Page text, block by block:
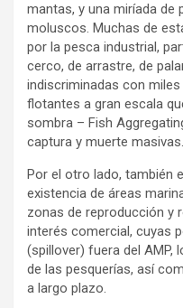
mantas, y una miríada de
moluscos. Muchas de
por la pesca industrial,
cerco, de arrastre, de
indiscriminadas con
flotantes a gran escala
sombra – Fish
captura y muerte masivas.
Por el otro lado, también
existencia de áreas
zonas de reproducción y
interés comercial, cuyas
(spillover) fuera del AMP,
de las pesquerías, así
a largo plazo.